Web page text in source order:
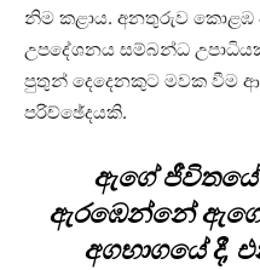
නිම කළාය. අනතුරුව කොළඹ
උපදේශනය සම්බන්ධ
පුතුන් දෙදෙනකුට මවක වීම
පරිච්ඡේදයකි.
ඇගේ ජීවිතයේ
ඇරඹෙන්නේ
අගභාගයේ දී,